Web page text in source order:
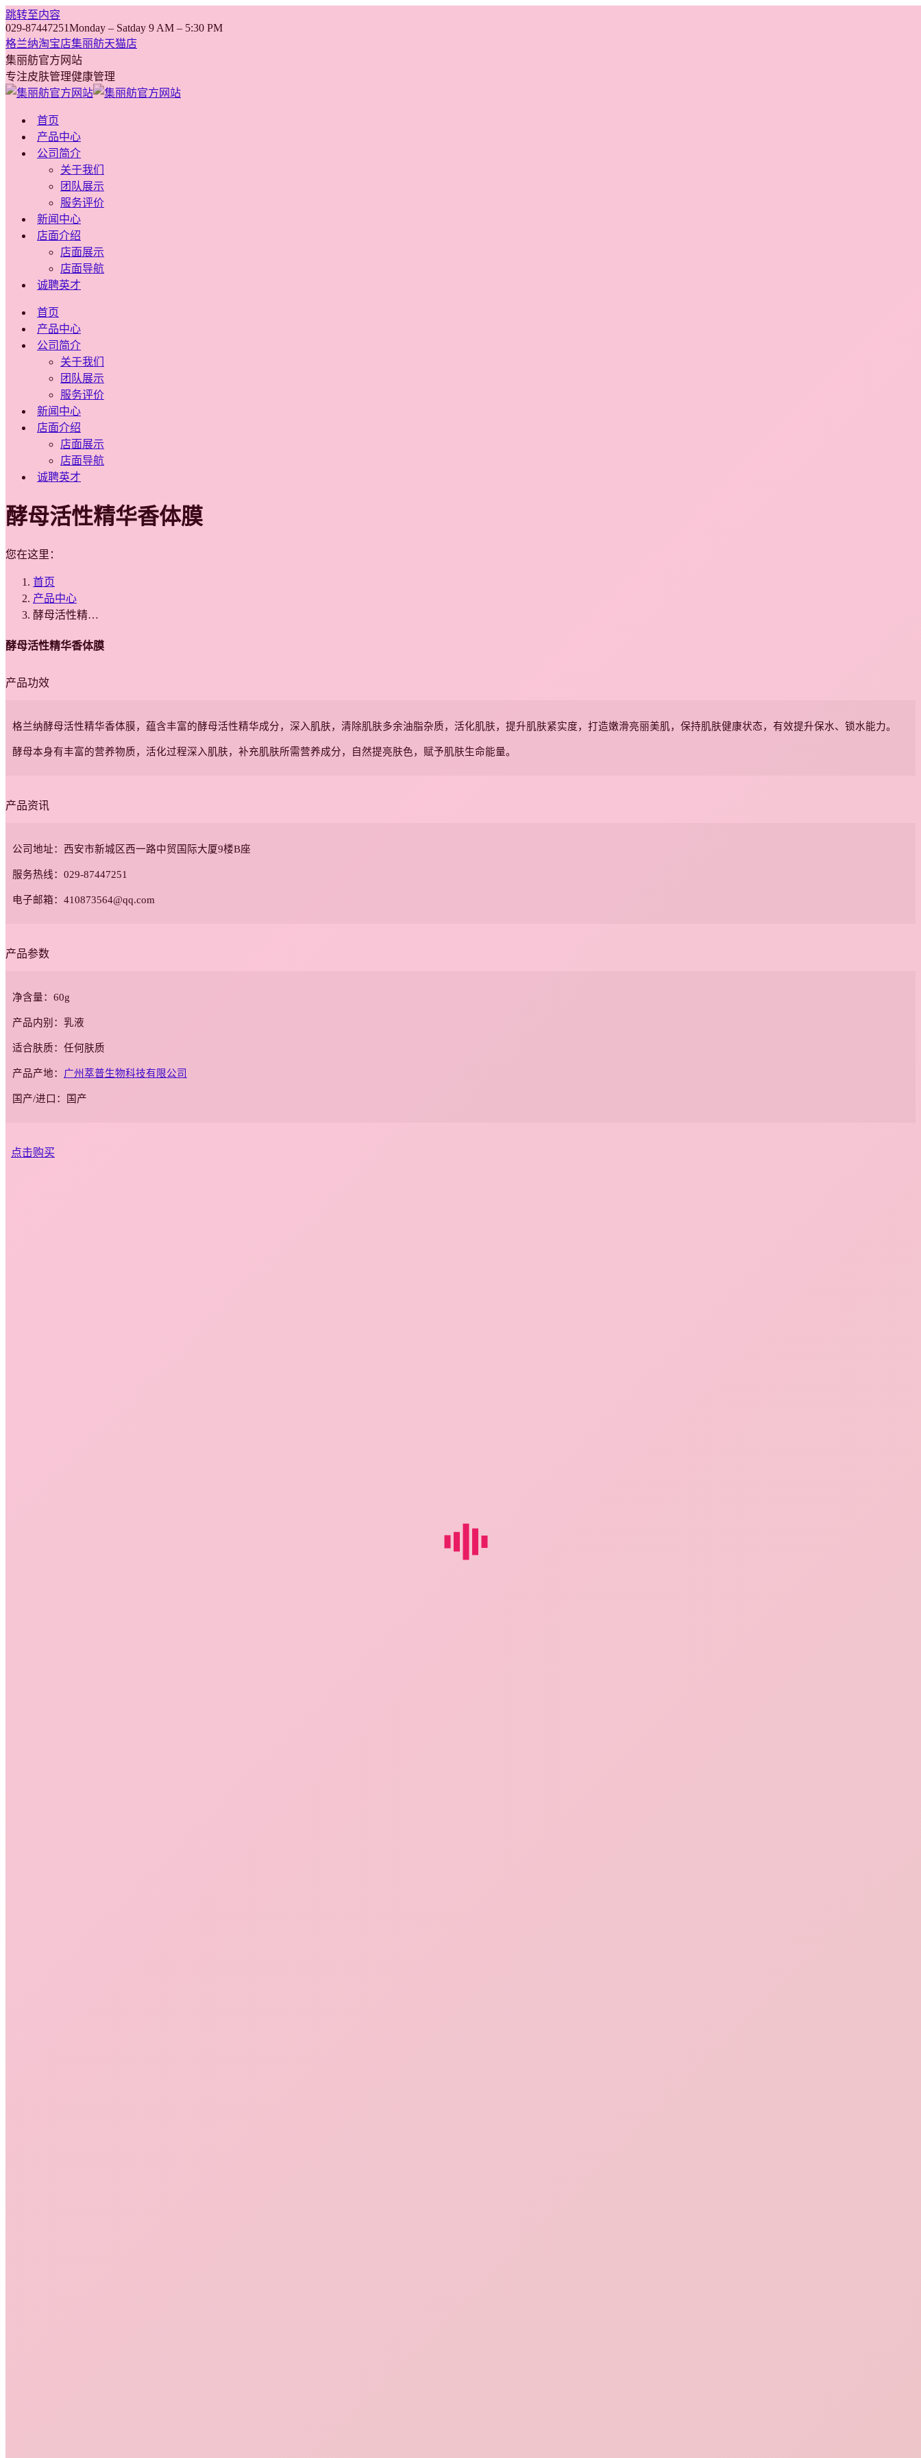
跳转至内容
029-87447251Monday – Satday 9 AM – 5:30 PM
格兰纳淘宝店集丽舫天猫店
集丽舫官方网站
专注皮肤管理健康管理
首页
产品中心
公司简介
关于我们
团队展示
服务评价
新闻中心
店面介绍
店面展示
店面导航
诚聘英才
首页
产品中心
公司简介
关于我们
团队展示
服务评价
新闻中心
店面介绍
店面展示
店面导航
诚聘英才
酵母活性精华香体膜
您在这里：
首页
产品中心
酵母活性精…
酵母活性精华香体膜
产品功效
格兰纳酵母活性精华香体膜，蕴含丰富的酵母活性精华成分，深入肌肤，清除肌肤多余油脂杂质，活化肌肤，提升肌肤紧实度，打造嫩滑亮丽美肌，保持肌肤健康状态，有效提升保水、锁水能力。
酵母本身有丰富的营养物质，活化过程深入肌肤，补充肌肤所需营养成分，自然提亮肤色，赋予肌肤生命能量。
产品资讯
公司地址：西安市新城区西一路中贸国际大厦9楼B座
服务热线：029-87447251
电子邮箱：410873564@qq.com
产品参数
净含量：60g
产品内别：乳液
适合肤质：任何肤质
产品产地： 广州萃普生物科技有限公司
国产/进口：国产
点击购买